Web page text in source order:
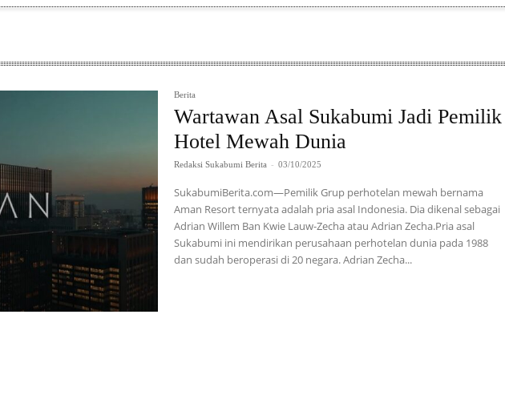
Berita
Wartawan Asal Sukabumi Jadi Pemilik
Hotel Mewah Dunia
Redaksi Sukabumi Berita - 03/10/2025
SukabumiBerita.com—Pemilik Grup perhotelan mewah bernama
Aman Resort ternyata adalah pria asal Indonesia. Dia dikenal sebagai
Adrian Willem Ban Kwie Lauw-Zecha atau Adrian Zecha.Pria asal
Sukabumi ini mendirikan perusahaan perhotelan dunia pada 1988
dan sudah beroperasi di 20 negara. Adrian Zecha...